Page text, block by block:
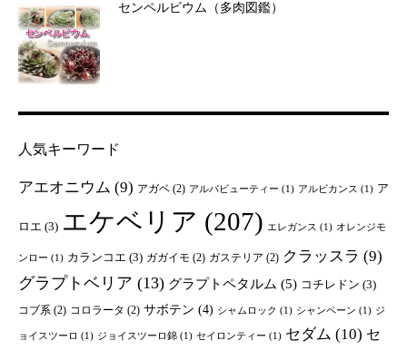
センペルビウム（多肉図鑑）
人気キーワード
アエオニウム (9) アガベ (2) アルバビューティー (1) アルビカンス (1) ア
ロエ (3) エケベリア (207) エレガンス (1) オレンジモ
ンロー (1) カランコエ (3) ガガイモ (2) ガステリア (2) クラッスラ (9)
グラプトベリア (13) グラプトペタルム (5) コチレドン (3)
コブ系 (2) コロラータ (2) サボテン (4) シャムロック (1) シャンペーン (1) ジ
ョイスツーロ (1) ジョイスツーロ錦 (1) セイロンティー (1) セダム (10) セ